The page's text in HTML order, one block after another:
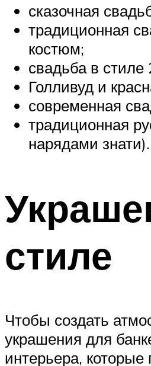
сказочная
традиционная
костюм;
свадьба в стиле
Голливуд и
современная
традиционная
нарядами знати).
стиле
Чтобы создать
украшения для
интерьера,